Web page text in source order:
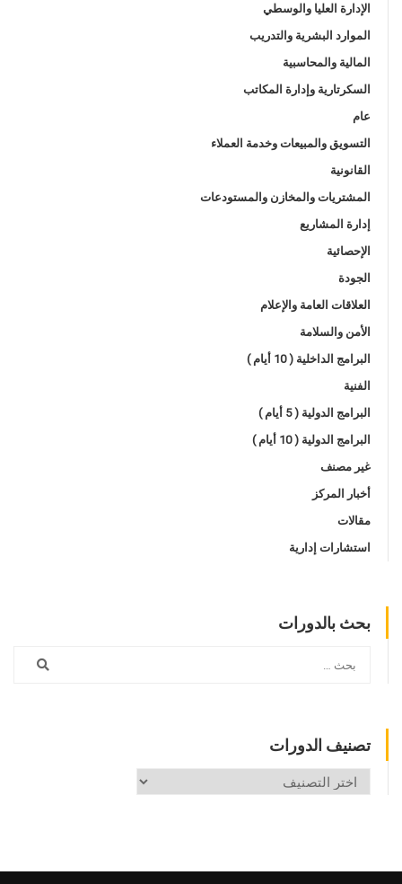
الإدارة العليا والوسطي
الموارد البشرية والتدريب
المالية والمحاسبية
السكرتارية وإدارة المكاتب
عام
التسويق والمبيعات وخدمة العملاء
القانونية
المشتريات والمخازن والمستودعات
إدارة المشاريع
الإحصائية
الجودة
العلاقات العامة والإعلام
الأمن والسلامة
البرامج الداخلية ( 10 أيام )
الفنية
البرامج الدولية ( 5 أيام )
البرامج الدولية ( 10 أيام )
غير مصنف
أخبار المركز
مقالات
استشارات إدارية
بحث بالدورات
تصنيف الدورات
تصنيف